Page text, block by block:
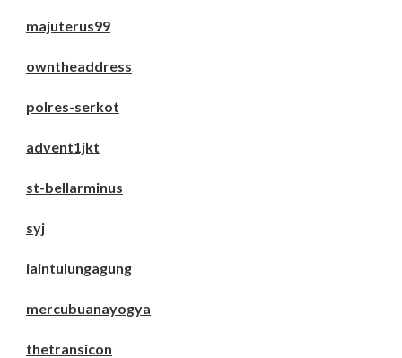
majuterus99
owntheaddress
polres-serkot
advent1jkt
st-bellarminus
syj
iaintulungagung
mercubuanayogya
thetransicon